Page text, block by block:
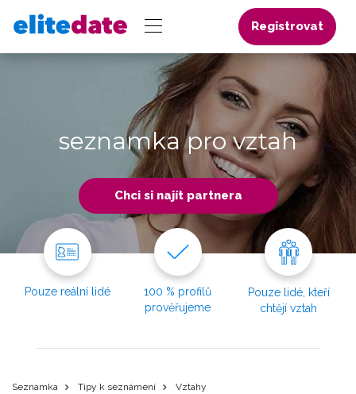
Registrovat
seznamka pro vztah
Chci si najít partnera
Pouze reální lidé
100 % profilů
prověřujeme
Pouze lidé, kteří
chtějí vztah
Seznamka Tipy k seznámení
Vztahy